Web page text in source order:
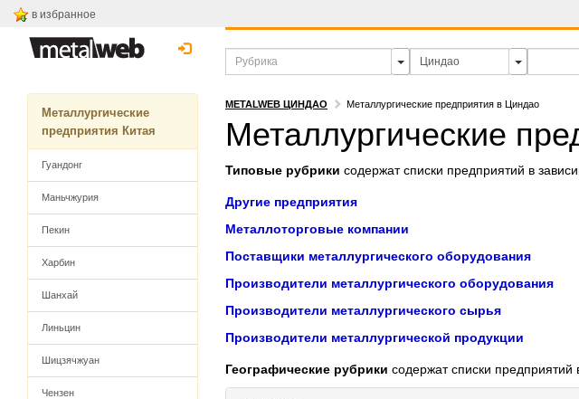
в избранное
Металлургические
предприятия Китая
Гуандонг
Маньчжурия
Пекин
Харбин
Шанхай
Линьцин
Шицзячжуан
Чензен
METALWEB ЦИНДАО Металлургические предприятия в Циндао
Металлургические
Типовые рубрики содержат списки предприятий в
Другие предприятия
Металлоторговые компании
Поставщики металлургического оборудования
Производители металлургического оборудования
Производители металлургического сырья
Производители металлургической продукции
Географические рубрики содержат списки предприятий